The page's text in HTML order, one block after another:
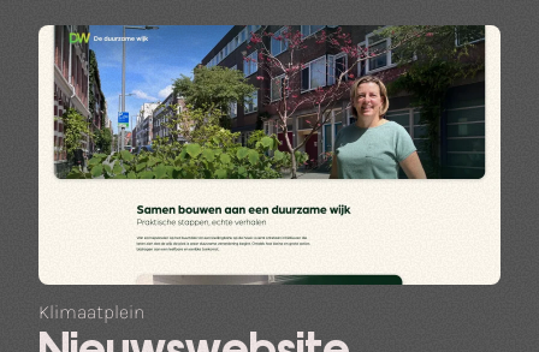
Klimaatplein